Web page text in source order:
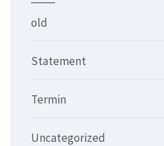
old
Statement
Termin
Uncategorized